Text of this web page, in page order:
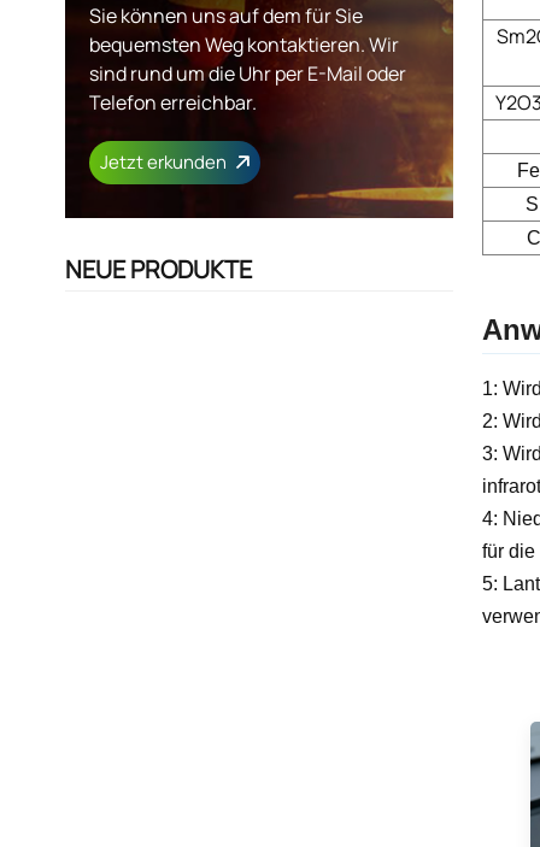
Sie können uns auf dem für Sie
bequemsten Weg kontaktieren. Wir
sind rund um die Uhr per E-Mail oder
Telefon erreichbar.
Jetzt erkunden
NEUE PRODUKTE
1:
2:
3:
4:
für die
5: